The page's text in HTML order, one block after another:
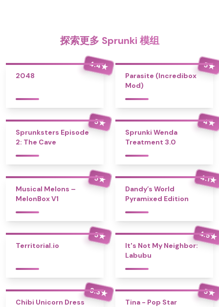
探索更多 Sprunki 模组
4.4★
2048
5★
Parasite (Incredibox
Mod)
5★
Sprunksters Episode
2: The Cave
4★
Sprunki Wenda
Treatment 3.0
5★
Musical Melons –
MelonBox V1
4.1★
Dandy’s World
Pyramixed Edition
5★
Territorial.io
4.5★
It's Not My Neighbor:
Labubu
3.3★
Chibi Unicorn Dress
5★
Tina - Pop Star